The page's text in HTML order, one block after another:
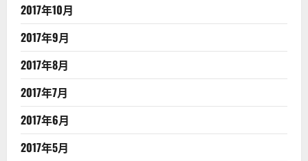
2017年10月
2017年9月
2017年8月
2017年7月
2017年6月
2017年5月